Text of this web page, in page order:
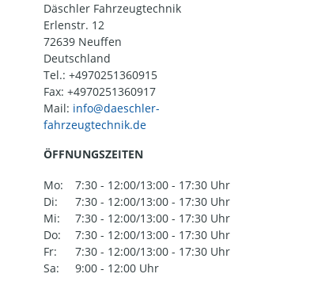
Däschler Fahrzeugtechnik
Erlenstr. 12
72639 Neuffen
Deutschland
Tel.: +4970251360915
Fax: +4970251360917
Mail:
ÖFFNUNGSZEITEN
Mo:
7:30 - 12:00/13:00 - 17:30 Uhr
Di:
7:30 - 12:00/13:00 - 17:30 Uhr
Mi:
7:30 - 12:00/13:00 - 17:30 Uhr
Do:
7:30 - 12:00/13:00 - 17:30 Uhr
Fr:
7:30 - 12:00/13:00 - 17:30 Uhr
Sa:
9:00 - 12:00 Uhr